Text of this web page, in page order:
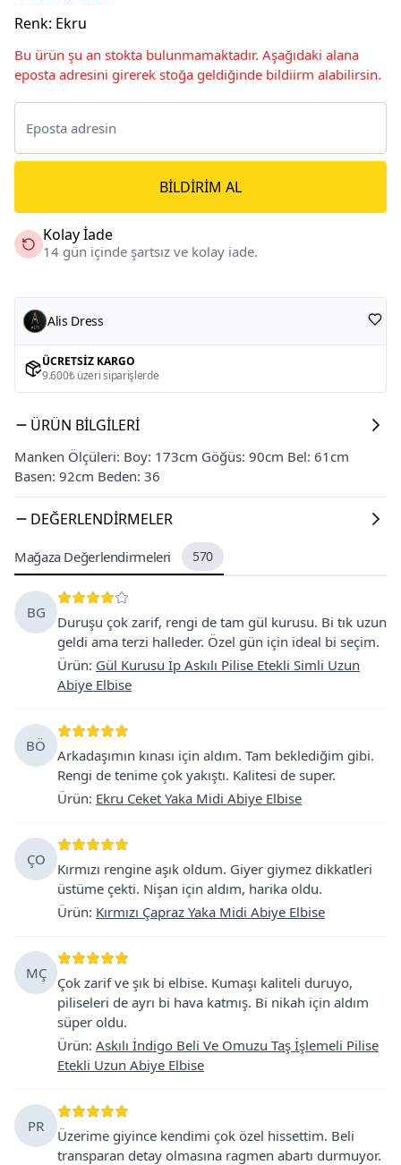
Renk: Ekru
Bu ürün şu an stokta bulunmamaktadır. Aşağıdaki alana
eposta adresini girerek stoğa geldiğinde bildiirm alabilirsin.
BILDIRIM AL
Kolay İade
14 gün içinde şartsız ve kolay iade.
Alis Dress
ÜCRETSIZ KARGO
9.600₺ üzeri siparişlerde
ÜRÜN BILGILERI
Manken Ölçüleri: Boy: 173cm Göğüs: 90cm Bel: 61cm
Basen: 92cm Beden: 36
DEĞERLENDIRMELER
Mağaza Değerlendirmeleri 570
BG
Duruşu çok zarif, rengi de tam gül kurusu. Bi tık uzun
geldi ama terzi halleder. Özel gün için ideal bi seçim.
Ürün: Gül Kurusu İp Askılı Pilise Etekli Simli Uzun
Abiye Elbise
BÖ
Arkadaşımın kınası için aldım. Tam beklediğim gibi.
Rengi de tenime çok yakıştı. Kalitesi de super.
Ürün: Ekru Ceket Yaka Midi Abiye Elbise
ÇO
Kırmızı rengine aşık oldum. Giyer giymez dikkatleri
üstüme çekti. Nişan için aldım, harika oldu.
Ürün: Kırmızı Çapraz Yaka Midi Abiye Elbise
MÇ
Çok zarif ve şık bi elbise. Kumaşı kaliteli duruyo,
piliseleri de ayrı bi hava katmış. Bi nikah için aldım
süper oldu.
Ürün: Askılı İndigo Beli Ve Omuzu Taş İşlemeli Pilise
Etekli Uzun Abiye Elbise
PR
Üzerime giyince kendimi çok özel hissettim. Beli
transparan detay olmasına ragmen abartı durmuyor.